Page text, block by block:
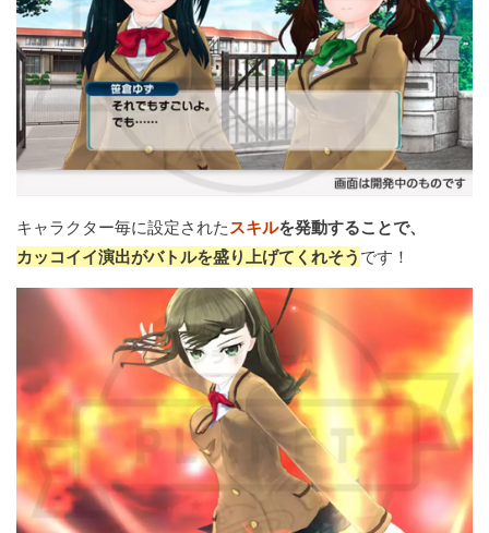
キャラクター毎に設定されたスキルを発動することで、
カッコイイ演出がバトルを盛り上げてくれそう です！